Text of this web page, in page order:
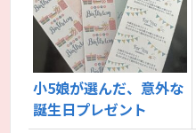
小5娘が選んだ、意外な
誕生日プレゼント